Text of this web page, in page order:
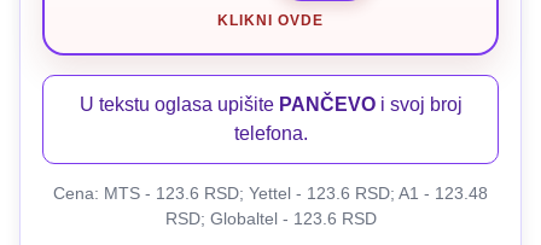
KLIKNI OVDE
U tekstu oglasa upišite PANČEVOi svoj broj
telefona.
Cena: MTS - 123.6 RSD; Yettel - 123.6 RSD; A1 - 123.48
RSD; Globaltel - 123.6 RSD